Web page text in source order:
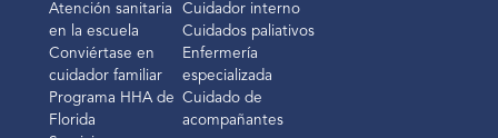
Atención sanitaria
en la escuela
Conviértase en
cuidador familiar
Programa HHA de
Florida
Cuidador interno
Cuidados paliativos
Enfermería
especializada
Cuidado de
acompañantes